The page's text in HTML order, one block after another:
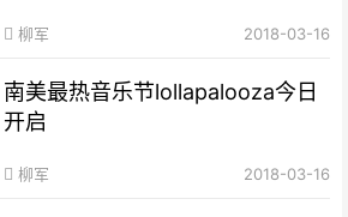
柳军 2018-03-16
南美最热音乐节lollapalooza今日
开启
柳军 2018-03-16